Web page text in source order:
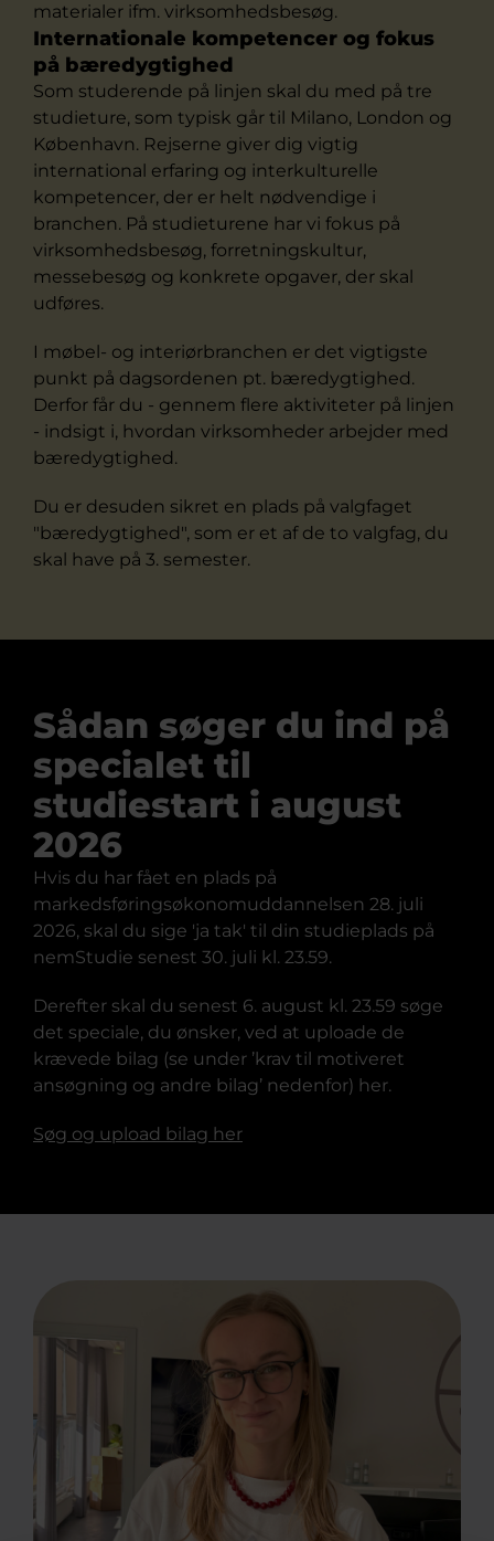
materialer ifm. virksomhedsbesøg.
Internationale kompetencer og fokus
på bæredygtighed
Som studerende på linjen skal du med på tre
studieture, som typisk går til Milano, London og
København. Rejserne giver dig vigtig
international erfaring og interkulturelle
kompetencer, der er helt nødvendige i
branchen. På studieturene har vi fokus på
virksomhedsbesøg, forretningskultur,
messebesøg og konkrete opgaver, der skal
udføres.
I møbel- og interiørbranchen er det vigtigste
punkt på dagsordenen pt. bæredygtighed.
Derfor får du - gennem flere aktiviteter på linjen
- indsigt i, hvordan virksomheder arbejder med
bæredygtighed.
Du er desuden sikret en plads på valgfaget
"bæredygtighed", som er et af de to valgfag, du
skal have på 3. semester.
Sådan søger du ind på
specialet til
studiestart i august
2026
Hvis du har fået en plads på
markedsføringsøkonomuddannelsen 28. juli
2026, skal du sige 'ja tak' til din studieplads på
nemStudie senest 30. juli kl. 23.59.
Derefter skal du senest 6. august kl. 23.59 søge
det speciale, du ønsker, ved at uploade de
krævede bilag (se under ’krav til motiveret
ansøgning og andre bilag’ nedenfor) her.
Søg og upload bilag her